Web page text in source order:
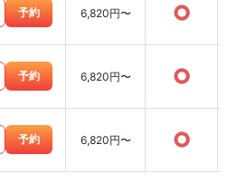
予約 6,820円〜 ○
予約 6,820円〜 ○
予約 6,820円〜 ○